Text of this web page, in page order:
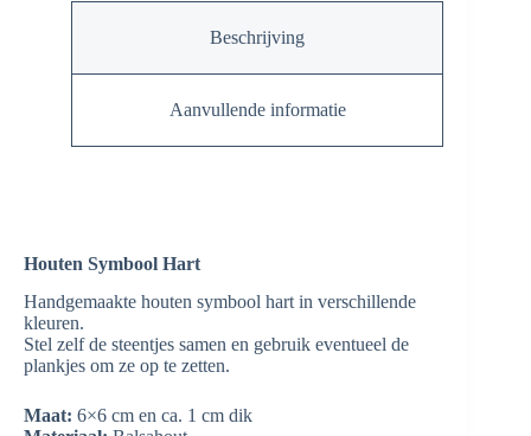
Beschrijving
Aanvullende informatie
Houten Symbool Hart
Handgemaakte houten symbool hart in verschillende
kleuren.
Stel zelf de steentjes samen en gebruik eventueel de
plankjes om ze op te zetten.
Maat: 6×6 cm en ca. 1 cm dik